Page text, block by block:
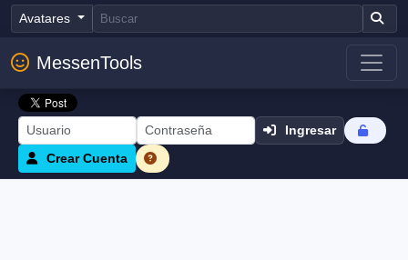
Avatares
MessenTools
Ingresar
Crear Cuenta